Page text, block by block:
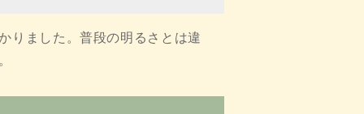
りました。普段の明るさとは違